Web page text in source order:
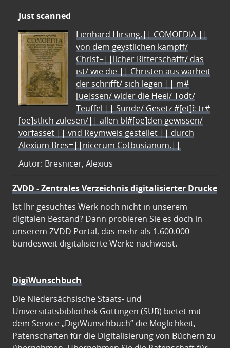
Just scanned
Lienhard Hirsing.|| COMOEDIA ||
von dem geystlichen kampff/
Christ=||licher Ritterschafft/ das
ist/ wie die || Christen aus warheit
der schrifft/ sich legen || m#
[ue]ssen/ wider die Heel/ Todt/
Teuffel || Sünde/ Gesetz #[et]c̃ tr#
[oe]stlich zulesen/|| allen bl#[oe]den gewissen/
vorfasset || vnd Reymweis gestellet || durch
Alexium Bres=||nicerum Cotbusianum.||
Autor: Bresnicer, Alexius
ZVDD - Zentrales Verzeichnis digitalisierter Drucke
Ist Ihr gesuchtes Werk noch nicht in unserem
digitalen Bestand? Dann probieren Sie es doch in
unserem ZVDD Portal, das mehr als 1.600.000
bundesweit digitalisierte Werke nachweist.
DigiWunschbuch
Die Niedersächsische Staats- und
Universitätsbibliothek Göttingen (SUB) bietet mit
dem Service „DigiWunschbuch” die Möglichkeit,
Patenschaften für die Digitalisierung von Büchern zu